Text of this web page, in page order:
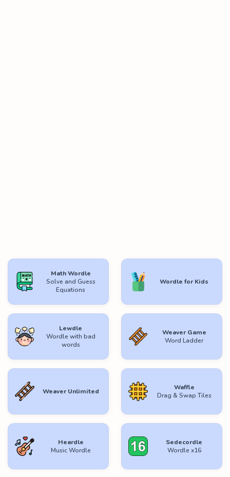
Math Wordle
Solve and Guess
Equations
Wordle for Kids
Lewdle
Wordle with bad
words
Weaver Game
Word Ladder
Weaver Unlimited
Waffle
Drag & Swap Tiles
Heardle
Music Wordle
Sedecordle
Wordle x16